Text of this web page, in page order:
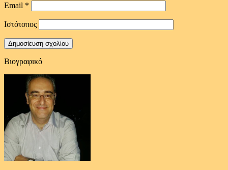
Email *
Ιστότοπος
Βιογραφικό